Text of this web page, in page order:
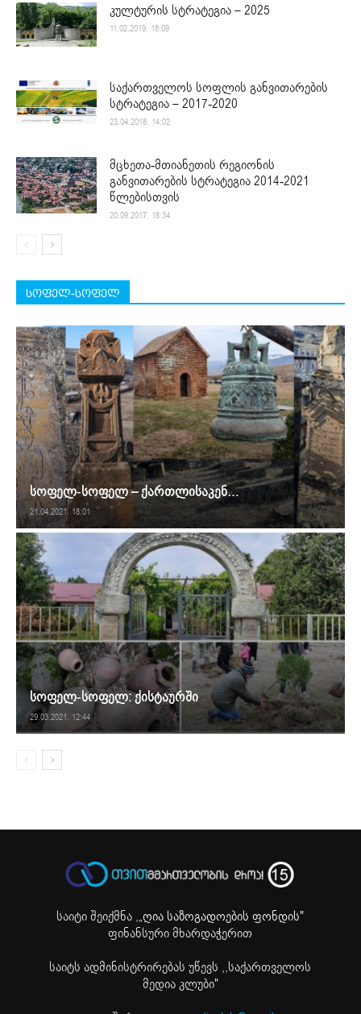
კულტურის სტრატეგია – 2025
11.02.2019. 18:09
საქართველოს სოფლის განვითარების
სტრატეგია – 2017-2020
23.04.2018. 14:02
მცხეთა-მთიანეთის რეგიონის
განვითარების სტრატეგია 2014-2021
წლებისთვის
20.09.2017. 18:34
სოფელ-სოფელ
სოფელ-სოფელ – ქართლისაკენ…
21.04.2021. 18:01
სოფელ-სოფელ: ქისტაურში
29.03.2021. 12:44
საიტი შეიქმნა ,„ღია საზოგადოების ფონდის"
ფინანსური მხარდაჭერით
საიტს ადმინისტრირებას უწევს ,,საქართველოს
მედია კლუბი"